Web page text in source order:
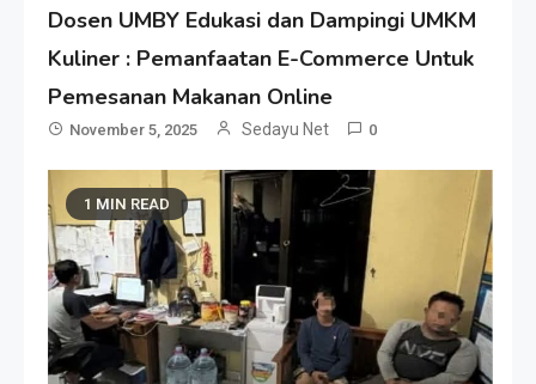
Dosen UMBY Edukasi dan Dampingi UMKM
Kuliner : Pemanfaatan E-Commerce Untuk
Pemesanan Makanan Online
November 5, 2025 Sedayu Net 0
1 MIN READ